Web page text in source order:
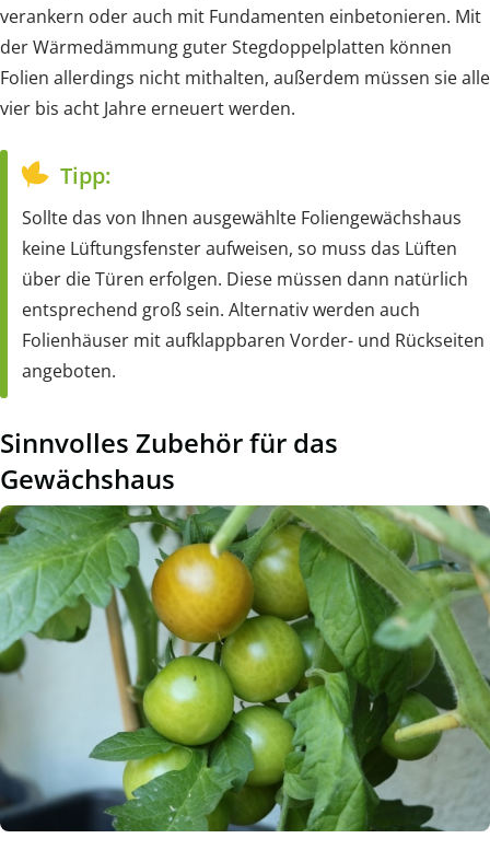
verankern oder auch mit Fundamenten einbetonieren. Mit
der Wärmedämmung guter Stegdoppelplatten können
Folien allerdings nicht mithalten, außerdem müssen sie alle
vier bis acht Jahre erneuert werden.
Tipp:
Sollte das von Ihnen ausgewählte Foliengewächshaus
keine Lüftungsfenster aufweisen, so muss das Lüften
über die Türen erfolgen. Diese müssen dann natürlich
entsprechend groß sein. Alternativ werden auch
Folienhäuser mit aufklappbaren Vorder- und Rückseiten
angeboten.
Sinnvolles Zubehör für das
Gewächshaus